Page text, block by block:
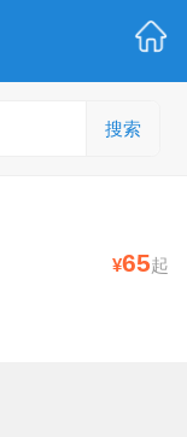
搜索
¥65起